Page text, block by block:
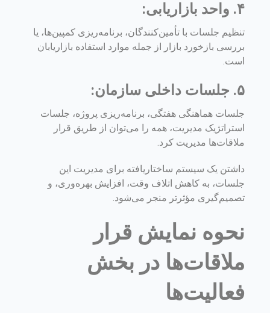
۴. واحد بازاریابی:
تنظیم جلسات با تأمین‌کنندگان، برنامه‌ریزی کمپین‌ها، یا
بررسی بازخورد بازار از جمله موارد استفاده بازاریابان
است.
۵. جلسات داخلی سازمان:
جلسات هماهنگی هفتگی، برنامه‌ریزی پروژه، جلسات
استراتژیک مدیریت، همه را می‌توان از طریق قرار
ملاقات‌ها مدیریت کرد.
داشتن یک سیستم ساختاریافته برای مدیریت این
جلسات، به کاهش اتلاف وقت، افزایش بهره‌وری، و
تصمیم‌گیری مؤثرتر منجر می‌شود.
نحوه نمایش قرار
ملاقات‌ها در بخش
فعالیت‌ها